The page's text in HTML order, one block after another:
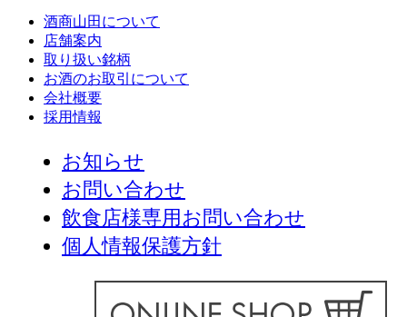
酒商山田について
店舗案内
取り扱い銘柄
お酒のお取引について
会社概要
採用情報
お知らせ
お問い合わせ
飲食店様専用お問い合わせ
個人情報保護方針